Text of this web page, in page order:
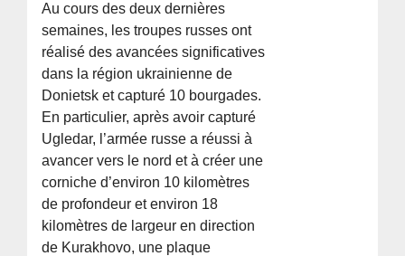
Au cours des deux dernières
semaines, les troupes russes ont
réalisé des avancées significatives
dans la région ukrainienne de
Donietsk et capturé 10 bourgades.
En particulier, après avoir capturé
Ugledar, l’armée russe a réussi à
avancer vers le nord et à créer une
corniche d’environ 10 kilomètres
de profondeur et environ 18
kilomètres de largeur en direction
de Kurakhovo, une plaque